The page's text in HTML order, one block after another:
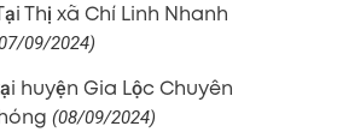
Thị xã Chí Linh Nhanh
09/2024)
huyện Gia Lộc Chuyên
(08/09/2024)